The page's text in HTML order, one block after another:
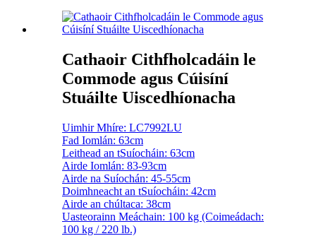
Cathaoir Cithfholcadáin le
Commode agus Cúisíní
Stuáilte Uiscedhíonacha
Uimhir Mhíre: LC7992LU
Fad Iomlán: 63cm
Leithead an tSuíocháin: 63cm
Airde Iomlán: 83-93cm
Airde na Suíochán: 45-55cm
Doimhneacht an tSuíocháin: 42cm
Airde an chúltaca: 38cm
Uasteorainn Meáchain: 100 kg (Coimeádach:
100 kg / 220 lb.)